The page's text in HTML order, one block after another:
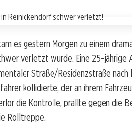
es gestern Morgen zu einem
verletzt wurde. Eine 25-jährige
Straße/Residenzstraße
kollidierte, der an ihrem
die Kontrolle, prallte gegen die
Rolltreppe.